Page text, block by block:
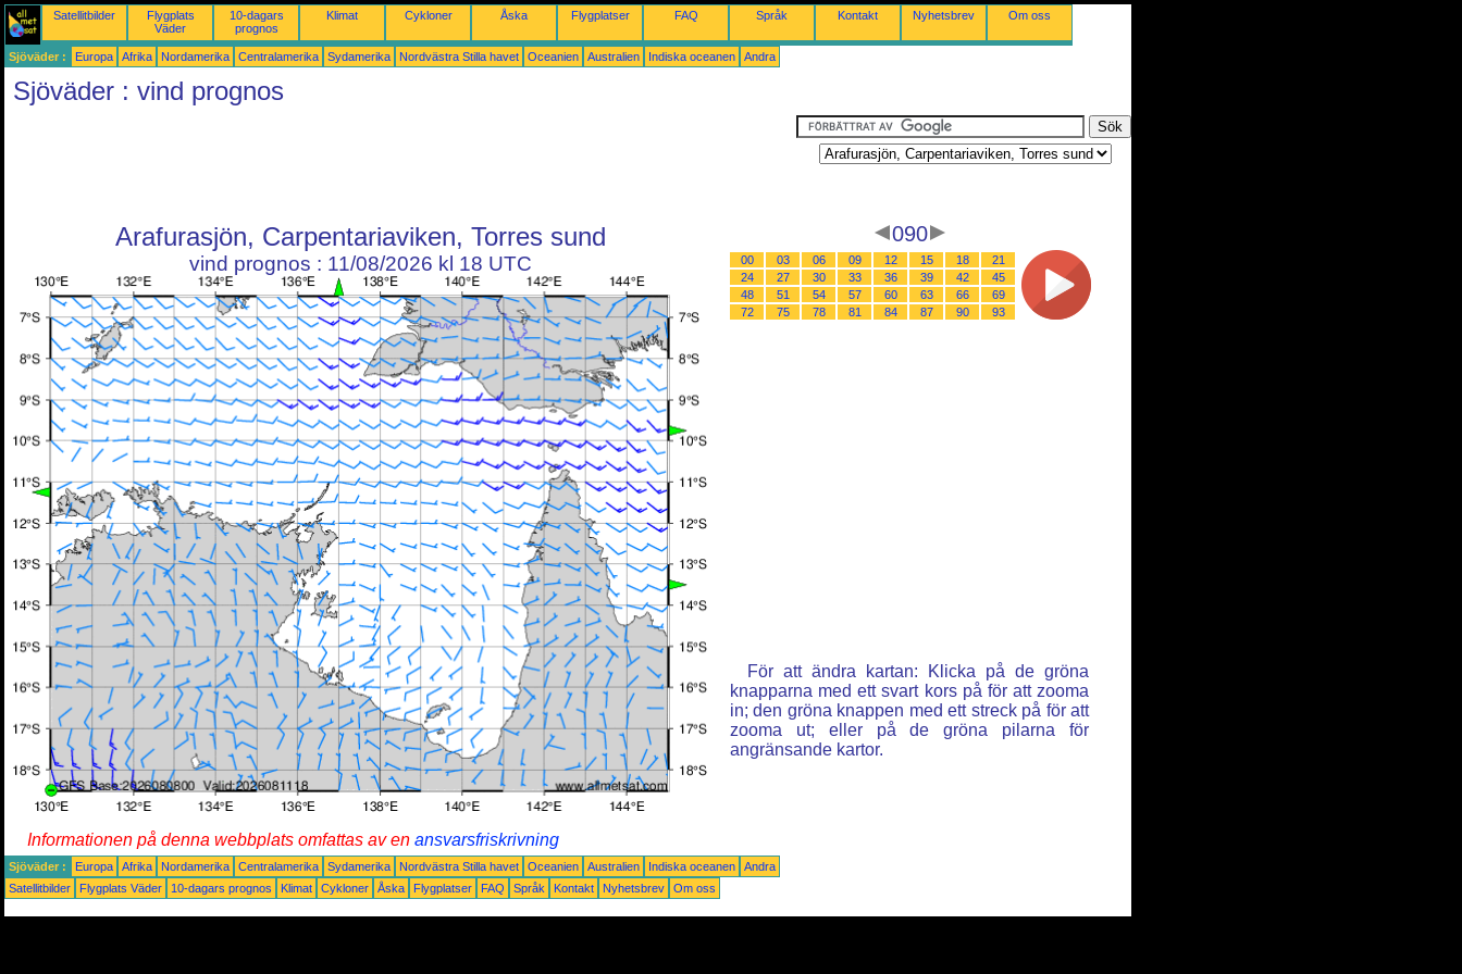
Satellitbilder
Flygplats
Väder
10-dagars
prognos
Klimat Cykloner Åska Flygplatser FAQ Språk Kontakt Nyhetsbrev Om oss
Sjöväder : Europa Afrika Nordamerika Centralamerika Sydamerika Nordvästra Stilla havet Oceanien Australien Indiska oceanen Andra
Sjöväder : vind prognos
Arafurasjön, Carpentariaviken, Torres sund
vind prognos : 11/08/2026 kl 18 UTC
090
00 03 06 09 12 15 18
21
24
27 30 33 36 39 42
45
48
51 54 57 60 63 66
69
72
75 78 81 84 87 90 93
För att ändra kartan: Klicka på de gröna
knapparna med ett svart kors på för att zooma
in; den gröna knappen med ett streck på för att
zooma ut; eller på de gröna pilarna för
angränsande kartor.
Informationen på denna webbplats omfattas av en ansvarsfriskrivning
Sjöväder : Europa Afrika Nordamerika Centralamerika Sydamerika Nordvästra Stilla havet Oceanien Australien Indiska oceanen
Andra
Satellitbilder
Flygplats Väder 10-dagars prognos Klimat Cykloner Åska Flygplatser FAQ Språk Kontakt Nyhetsbrev Om oss